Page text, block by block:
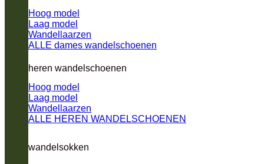
Hoog model
Laag model
Wandellaarzen
ALLE dames wandelschoenen
heren wandelschoenen
Hoog model
Laag model
Wandellaarzen
ALLE HEREN WANDELSCHOENEN
wandelsokken